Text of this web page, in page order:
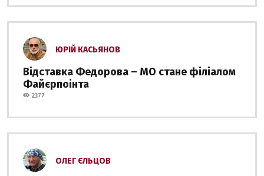
ЮРІЙ КАСЬЯНОВ
Відставка Федорова – МО стане філіалом
Файєрпоінта
2377
ОЛЕГ ЄЛЬЦОВ